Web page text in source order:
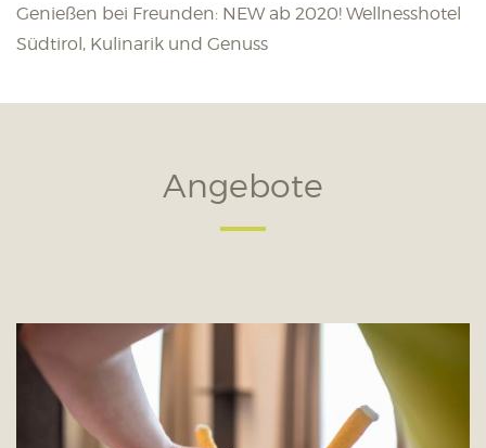
Genießen bei Freunden: NEW ab 2020! Wellnesshotel
Südtirol, Kulinarik und Genuss
Angebote